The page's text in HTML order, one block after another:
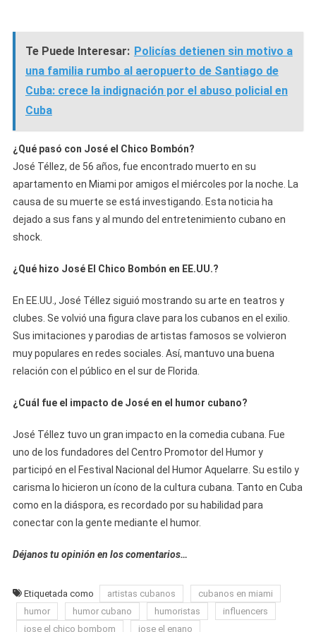
Te Puede Interesar: Policías detienen sin motivo a
una familia rumbo al aeropuerto de Santiago de
Cuba: crece la indignación por el abuso policial en
Cuba
¿Qué pasó con José el Chico Bombón?
José Téllez, de 56 años, fue encontrado muerto en su
apartamento en Miami por amigos el miércoles por la noche. La
causa de su muerte se está investigando. Esta noticia ha
dejado a sus fans y al mundo del entretenimiento cubano en
shock.
¿Qué hizo José El Chico Bombón en EE.UU.?
En EE.UU., José Téllez siguió mostrando su arte en teatros y
clubes. Se volvió una figura clave para los cubanos en el exilio.
Sus imitaciones y parodias de artistas famosos se volvieron
muy populares en redes sociales. Así, mantuvo una buena
relación con el público en el sur de Florida.
¿Cuál fue el impacto de José en el humor cubano?
José Téllez tuvo un gran impacto en la comedia cubana. Fue
uno de los fundadores del Centro Promotor del Humor y
participó en el Festival Nacional del Humor Aquelarre. Su estilo y
carisma lo hicieron un ícono de la cultura cubana. Tanto en Cuba
como en la diáspora, es recordado por su habilidad para
conectar con la gente mediante el humor.
Déjanos tu opinión en los comentarios…
Etiquetada como artistas cubanos
cubanos en miami
humor
humor cubano humoristas
influencers
jose el chico bombom
jose el enano